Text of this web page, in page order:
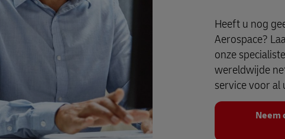
Heeft u nog
Aerospace?
onze
wereldwijde
service voor
Neem